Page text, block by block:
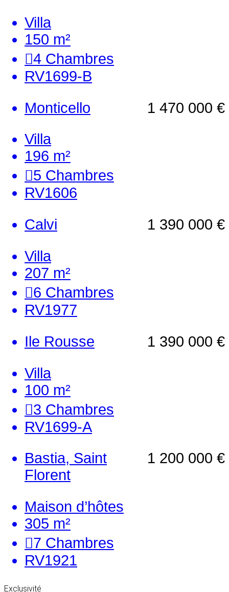
Villa
150 m²
4 Chambres
RV1699-B
1 470 000 €
Monticello
Villa
196 m²
5 Chambres
RV1606
1 390 000 €
Calvi
Villa
207 m²
6 Chambres
RV1977
1 390 000 €
Ile Rousse
Villa
100 m²
3 Chambres
RV1699-A
1 200 000 €
Bastia, Saint
Florent
Maison d’hôtes
305 m²
7 Chambres
RV1921
Exclusivité